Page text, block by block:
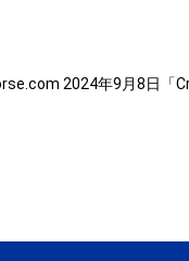
2024年9月8日「